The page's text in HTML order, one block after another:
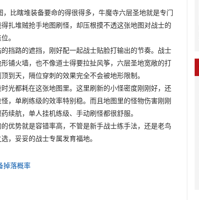
比瞎堆装备要命的得很得多，牛魔寺六层圣地就是专门
扎堆贼抢手地图刷怪，却压根摸不透这张地图对战士的
。
挡路的遮挡，刚好配一起战士贴脸打输出的节奏。战士
铺火墙，也不像道士得要拉扯风筝，六层圣地宽敞的打
到天，隔位穿刺的效果完全不会被地形限制。
光都耗在这张地图里。这里刷新的小怪密度刚刚好，还
，单刷练级的效率特别稳。而且地图里的怪物伤害刚刚
续航，单人挂机练级、手动刷怪都很舒服。
优势就是容错率高，不管是新手战士练手法，还是老鸟
，妥妥的战士专属发育福地。
掉落概率